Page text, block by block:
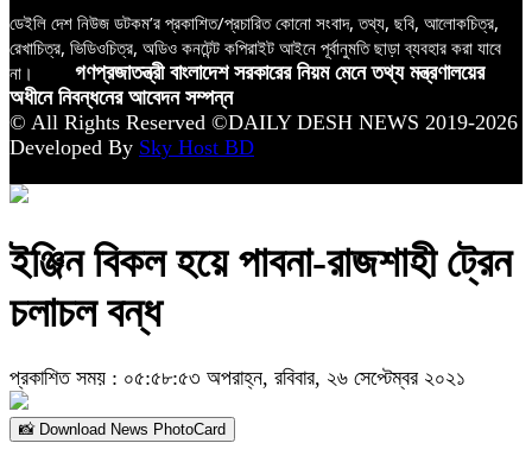
ডেইলি দেশ নিউজ ডটকম’র প্রকাশিত/প্রচারিত কোনো সংবাদ, তথ্য, ছবি, আলোকচিত্র,
রেখাচিত্র, ভিডিওচিত্র, অডিও কনটেন্ট কপিরাইট আইনে পূর্বানুমতি ছাড়া ব্যবহার করা যাবে
না।
গণপ্রজাতন্ত্রী বাংলাদেশ সরকারের নিয়ম মেনে তথ্য মন্ত্রণালয়ের
অধীনে নিবন্ধনের আবেদন সম্পন্ন
© All Rights Reserved ©DAILY DESH NEWS 2019-2026
Developed By Sky Host BD
ইঞ্জিন বিকল হয়ে পাবনা-রাজশাহী ট্রেন
চলাচল বন্ধ
প্রকাশিত সময় : ০৫:৫৮:৫৩ অপরাহ্ন, রবিবার, ২৬ সেপ্টেম্বর ২০২১
📸 Download News PhotoCard